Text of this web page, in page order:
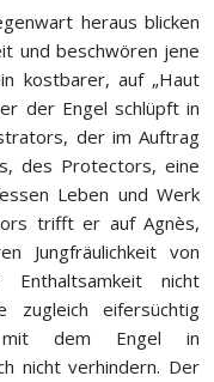
heraus blicken
und beschwören jene
kostbarer, auf „Haut
der Engel schlüpft in
der im Auftrag
des Protectors, eine
Leben und Werk
trifft er auf Agnès,
Jungfräulichkeit von
nicht
eifersüchtig
mit dem Engel in
nicht verhindern. Der